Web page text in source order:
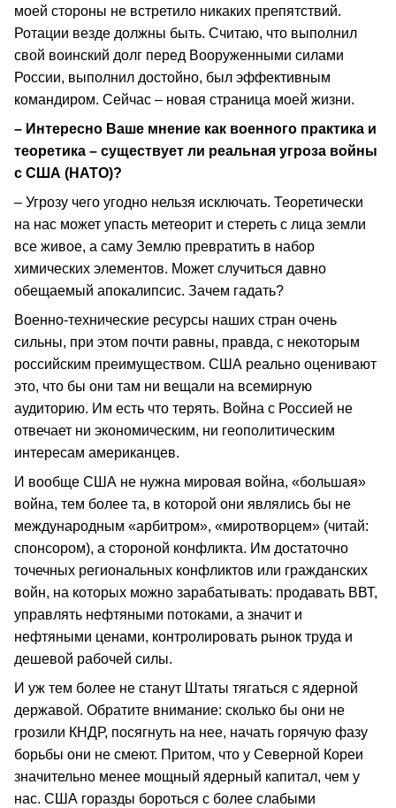
моей стороны не встретило никаких препятствий.
Ротации везде должны быть. Считаю, что выполнил
свой воинский долг перед Вооруженными силами
России, выполнил достойно, был эффективным
командиром. Сейчас – новая страница моей жизни.
– Интересно Ваше мнение как военного практика и
теоретика – существует ли реальная угроза войны
с США (НАТО)?
– Угрозу чего угодно нельзя исключать. Теоретически
на нас может упасть метеорит и стереть с лица земли
все живое, а саму Землю превратить в набор
химических элементов. Может случиться давно
обещаемый апокалипсис. Зачем гадать?
Военно-технические ресурсы наших стран очень
сильны, при этом почти равны, правда, с некоторым
российским преимуществом. США реально оценивают
это, что бы они там ни вещали на всемирную
аудиторию. Им есть что терять. Война с Россией не
отвечает ни экономическим, ни геополитическим
интересам американцев.
И вообще США не нужна мировая война, «большая»
война, тем более та, в которой они являлись бы не
международным «арбитром», «миротворцем» (читай:
спонсором), а стороной конфликта. Им достаточно
точечных региональных конфликтов или гражданских
войн, на которых можно зарабатывать: продавать ВВТ,
управлять нефтяными потоками, а значит и
нефтяными ценами, контролировать рынок труда и
дешевой рабочей силы.
И уж тем более не станут Штаты тягаться с ядерной
державой. Обратите внимание: сколько бы они не
грозили КНДР, посягнуть на нее, начать горячую фазу
борьбы они не смеют. Притом, что у Северной Кореи
значительно менее мощный ядерный капитал, чем у
нас. США горазды бороться с более слабыми